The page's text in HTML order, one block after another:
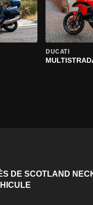
DUCATI
DE SCOTLAND